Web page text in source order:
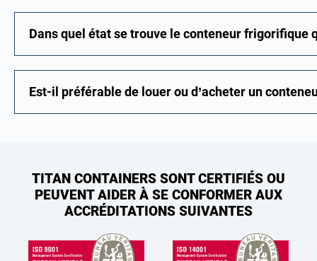
Dans quel état se trouve le conteneur frigorifique
Est-il préférable de louer ou d’acheter un
TITAN CONTAINERS SONT CERTIFIÉS OU
PEUVENT AIDER À SE CONFORMER AUX
ACCRÉDITATIONS SUIVANTES